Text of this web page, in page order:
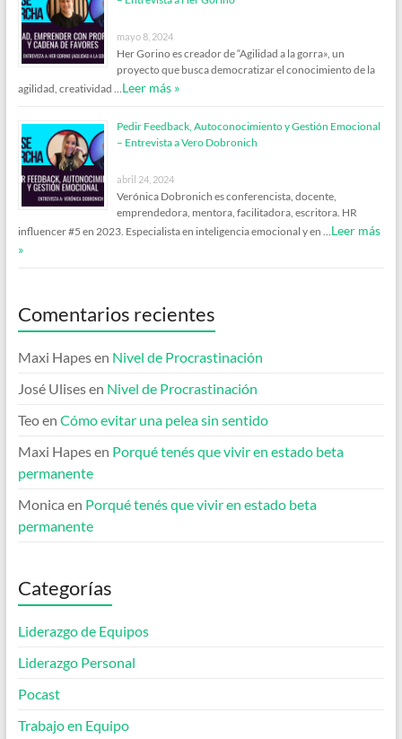
mayo 8, 2024
Her Gorino es creador de “Agilidad a la gorra», un
proyecto que busca democratizar el conocimiento de la
agilidad, creatividad … Leer más »
Pedir Feedback, Autoconocimiento y Gestión Emocional
– Entrevista a Vero Dobronich
abril 24, 2024
Verónica Dobronich es conferencista, docente,
emprendedora, mentora, facilitadora, escritora. HR
influencer #5 en 2023. Especialista en inteligencia emocional y en … Leer más
»
Comentarios recientes
Maxi Hapesen Nivel de Procrastinación
José Ulisesen Nivel de Procrastinación
Teoen Cómo evitar una pelea sin sentido
Maxi Hapesen Porqué tenés que vivir en estado beta
permanente
Monica en Porqué tenés que vivir en estado beta
permanente
Categorías
Liderazgo de Equipos
Liderazgo Personal
Pocast
Trabajo en Equipo